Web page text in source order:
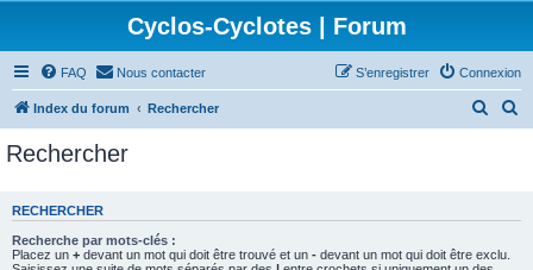
Cyclos-Cyclotes | Forum
FAQ Nous contacter Connexion
S’enregistrer
Index du forum Rechercher
e
e
r
Rechercher
RECHERCHER
Recherche par mots-clés :
Placez un + devant un mot qui doit être trouvé et un - devant un mot qui doit être exclu.